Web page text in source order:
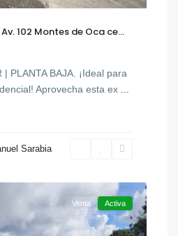
102 Montes de Oca ce...
| PLANTA BAJA. ¡Ideal para
Aprovecha esta ex ...
Sarabia
Venta Activa